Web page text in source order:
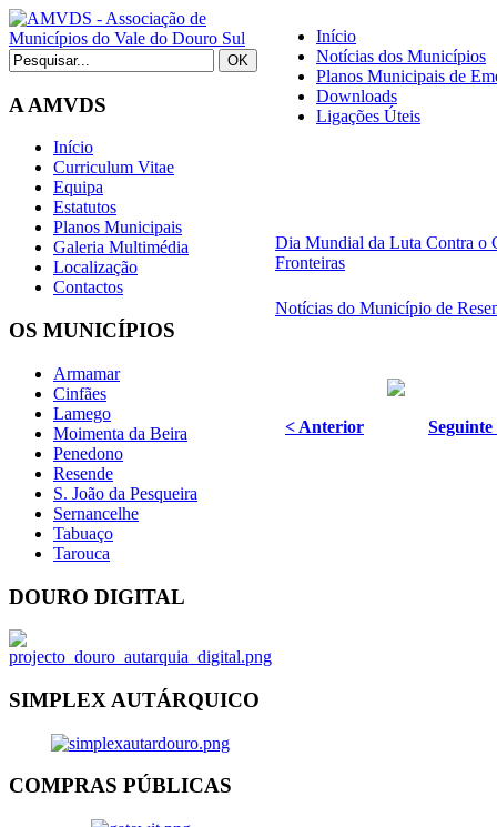
A AMVDS
Início
Curriculum Vitae
Equipa
Estatutos
Planos Municipais
Galeria Multimédia
Localização
Contactos
OS MUNICÍPIOS
Armamar
Cinfães
Lamego
Moimenta da Beira
Penedono
Resende
S. João da Pesqueira
Sernancelhe
Tabuaço
Tarouca
DOURO DIGITAL
SIMPLEX AUTÁRQUICO
COMPRAS PÚBLICAS
Início
Notícias dos Municípios
Planos Municipais de
Downloads
Ligações Úteis
Dia Mundial da Luta Contra o
Fronteiras
Notícias do Município de
< Anterior Seguinte